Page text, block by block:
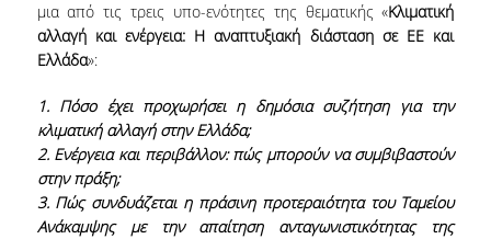
ERASMUS+ PROGRAMME
COURSES OFFERED BY THE
DEPARTMENT
DOCUMENTS - USEFUL LINKS
QUALITY ASSURANCE
μια από τις τρεις υπο-ενότητες της θεματικής «Κλιματική
αλλαγή και ενέργεια: Η αναπτυξιακή διάσταση σε ΕΕ και
Ελλάδα»:
1. Πόσο έχει προχωρήσει η δημόσια συζήτηση για την
κλιματική αλλαγή στην Ελλάδα;
2. Ενέργεια και περιβάλλον: πώς μπορούν να συμβιβαστούν
στην πράξη;
3. Πώς συνδυάζεται η πράσινη προτεραιότητα του Ταμείου
Ανάκαμψης με την απαίτηση ανταγωνιστικότητας της